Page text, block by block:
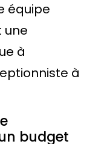
équipe
une
à
à
budget